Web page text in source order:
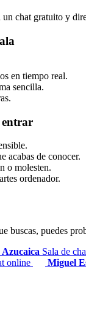
chat gratuito y
en tiempo real.
sencilla.
entrar
acabas de conocer.
o molesten.
ordenador.
buscas, puedes
Azucaica Sala de
online Miguel